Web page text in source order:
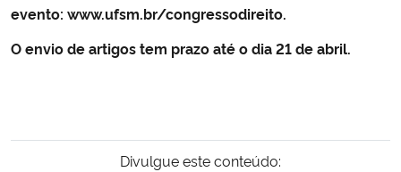
evento: www.ufsm.br/congressodireito.
O envio de artigos tem prazo até o dia 21 de abril.
Divulgue este conteúdo: